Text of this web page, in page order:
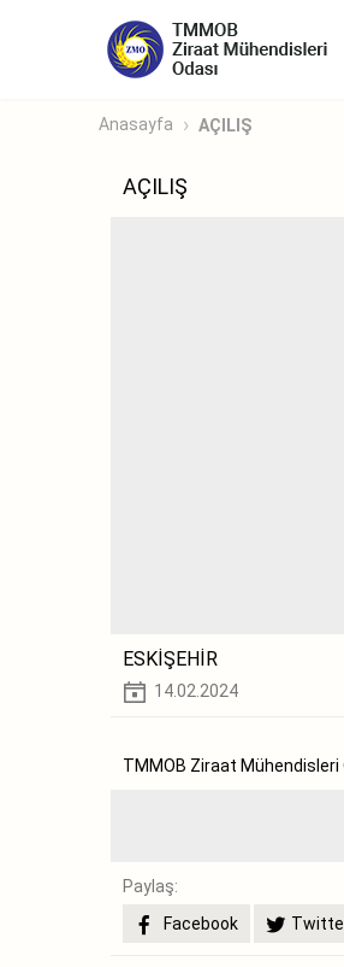
Anasayfa AÇILIŞ
AÇILIŞ
ESKİŞEHİR
14.02.2024
TMMOB Ziraat Mühendisleri
Paylaş:
Facebook